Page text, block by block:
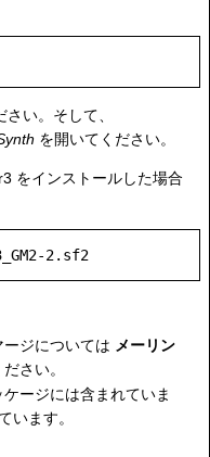
い。そして、
を開いてください。
をインストールした場合
ージについては メーリン
さい。
ケージには含まれていま
います。